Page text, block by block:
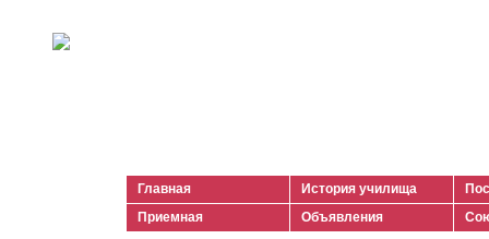
Главная История училища
Приемная
Объявления